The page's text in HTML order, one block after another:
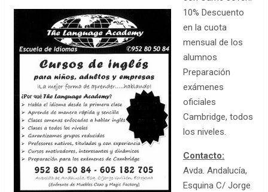
10% Descuento
en la cuota
mensual de los
alumnos
Preparación
exámenes
oficiales
Cambridge, todos
los niveles.
Contacto:
Avda. Andalucía,
Esquina C/ Jorge